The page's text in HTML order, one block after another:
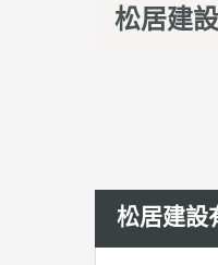
松居建
松居建設